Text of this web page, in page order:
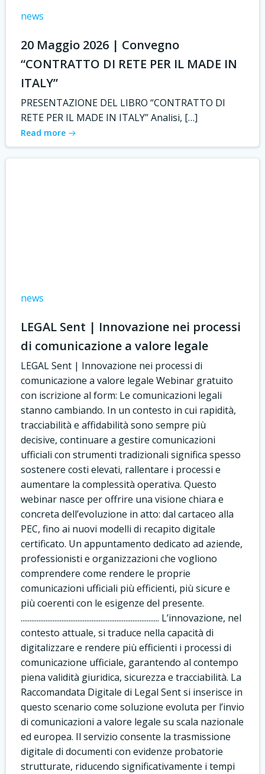
news
20 Maggio 2026 | Convegno
“CONTRATTO DI RETE PER IL MADE IN
ITALY”
PRESENTAZIONE DEL LIBRO “CONTRATTO DI
RETE PER IL MADE IN ITALY” Analisi, […]
Read more
news
LEGAL Sent | Innovazione nei processi
di comunicazione a valore legale
LEGAL Sent | Innovazione nei processi di
comunicazione a valore legale Webinar gratuito
con iscrizione al form: Le comunicazioni legali
stanno cambiando. In un contesto in cui rapidità,
tracciabilità e affidabilità sono sempre più
decisive, continuare a gestire comunicazioni
ufficiali con strumenti tradizionali significa spesso
sostenere costi elevati, rallentare i processi e
aumentare la complessità operativa. Questo
webinar nasce per offrire una visione chiara e
concreta dell’evoluzione in atto: dal cartaceo alla
PEC, fino ai nuovi modelli di recapito digitale
certificato. Un appuntamento dedicato ad aziende,
professionisti e organizzazioni che vogliono
comprendere come rendere le proprie
comunicazioni ufficiali più efficienti, più sicure e
più coerenti con le esigenze del presente.
.............................................................................. L’innovazione, nel
contesto attuale, si traduce nella capacità di
digitalizzare e rendere più efficienti i processi di
comunicazione ufficiale, garantendo al contempo
piena validità giuridica, sicurezza e tracciabilità. La
Raccomandata Digitale di Legal Sent si inserisce in
questo scenario come soluzione evoluta per l’invio
di comunicazioni a valore legale su scala nazionale
ed europea. Il servizio consente la trasmissione
digitale di documenti con evidenze probatorie
strutturate, riducendo significativamente i tempi